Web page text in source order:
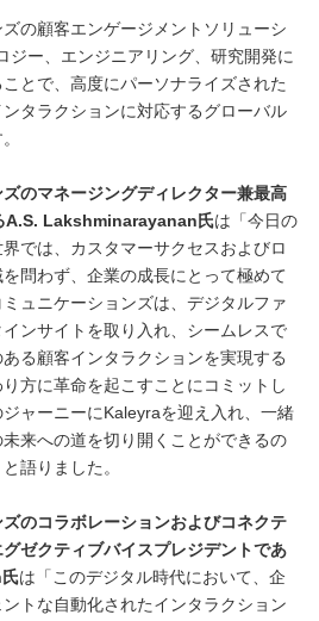
の顧客エンゲージメントソリューシ
ジー、エンジニアリング、研究開発に
とで、高度にパーソナライズされた
タラクションに対応するグローバル
のマネージングディレクター兼最高
A.S. Lakshminarayanan 氏は「今日の
では、カスタマーサクセスおよびロ
問わず、企業の成長にとって極めて
ュニケーションズは、デジタルファ
ンサイトを取り入れ、シームレスで
る顧客インタラクションを実現する
方に革命を起こすことにコミットし
ャーニーにKaleyraを迎え入れ、一緒
来への道を切り開くことができるの
語りました。
のコラボレーションおよびコネクテ
ゼクティブバイスプレジデントであ
氏は「このデジタル時代において、企
トな自動化されたインタラクション